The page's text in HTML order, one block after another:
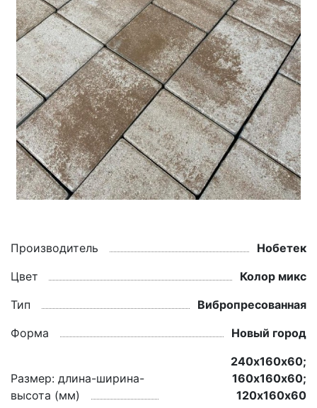
Производитель
Нобетек
Цвет
Колор микс
Тип
Вибропресованная
Форма
Новый город
Размер: длина-ширина-
высота (мм)
240х160х60;
160х160х60;
120х160х60